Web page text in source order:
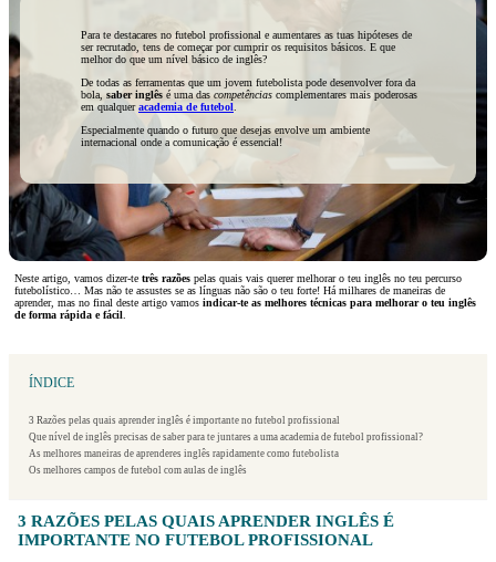
Para te destacares no futebol profissional e aumentares as tuas hipóteses de
ser recrutado, tens de começar por cumprir os requisitos básicos. E que
melhor do que um nível básico de inglês?
De todas as ferramentas que um jovem futebolista pode desenvolver fora da
bola, saber inglêsé uma das competênciascomplementares mais poderosas
em qualqueracademia de futebol
Especialmente quando o futuro que desejas envolve um ambiente
internacional onde a comunicação é essencial!
Neste artigo, vamos dizer-te três razões pelas quais vais querer melhorar o teu inglês no teu percurso
futebolístico… Mas não te assustes se as línguas não são o teu forte! Há milhares de maneiras de
aprender, mas no final deste artigo vamos indicar-te as melhores técnicas para melhorar o teu inglês
de forma rápida e fácil
ÍNDICE
3 Razões pelas quais aprender inglês é importante no futebol profissional
Que nível de inglês precisas de saber para te juntares a uma academia de futebol profissional?
As melhores maneiras de aprenderes inglês rapidamente como futebolista
Os melhores campos de futebol com aulas de inglês
3 RAZÕES PELAS QUAIS APRENDER INGLÊS É
IMPORTANTE NO FUTEBOL PROFISSIONAL